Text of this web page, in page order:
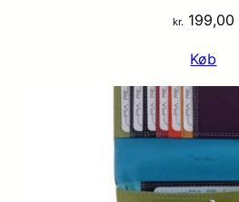
kr. 199,00
Køb